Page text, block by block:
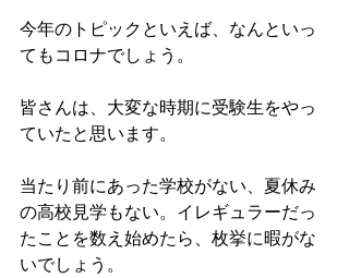
今年のトピックといえば、なんといっ
てもコロナでしょう。
皆さんは、大変な時期に受験生をやっ
ていたと思います。
当たり前にあった学校がない、夏休み
の高校見学もない。イレギュラーだっ
たことを数え始めたら、枚挙に暇がな
いでしょう。